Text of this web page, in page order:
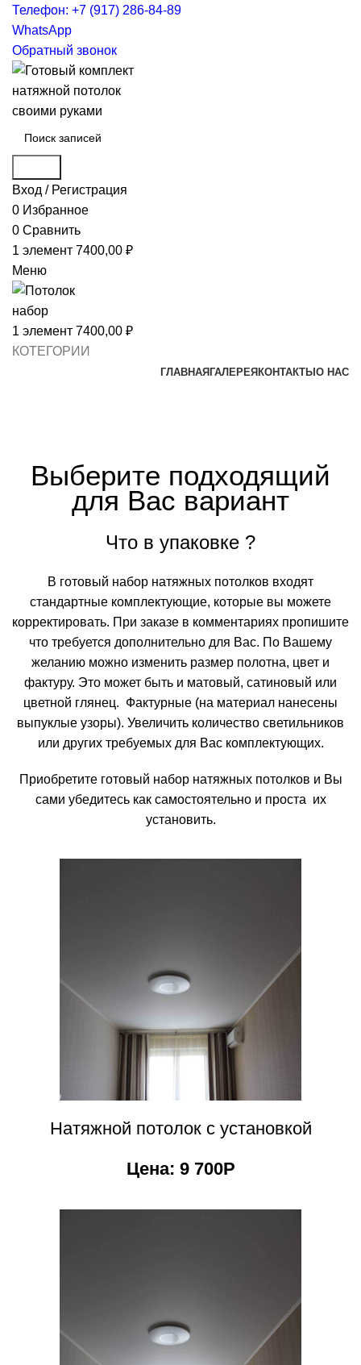
Телефон: +7 (917) 286-84-89
WhatsApp
Обратный звонок
Вход / Регистрация
0 Избранное
0 Сравнить
1 элемент 7400,00 ₽
Меню
1 элемент 7400,00 ₽
КОТЕГОРИИ
ГЛАВНАЯ ГАЛЕРЕЯ КОНТАКТЫ О НАС
Выберите подходящий
для Вас вариант
Что в упаковке ?
В готовый набор натяжных потолков входят
стандартные комплектующие, которые вы можете
корректировать. При заказе в комментариях пропишите
что требуется дополнительно для Вас. По Вашему
желанию можно изменить размер полотна, цвет и
фактуру. Это может быть и матовый, сатиновый или
цветной глянец. Фактурные (на материал нанесены
выпуклые узоры). Увеличить количество светильников
или других требуемых для Вас комплектующих.
Приобретите готовый набор натяжных потолков и Вы
сами убедитесь как самостоятельно и проста их
установить.
Натяжной потолок с установкой
Цена: 9 700Р